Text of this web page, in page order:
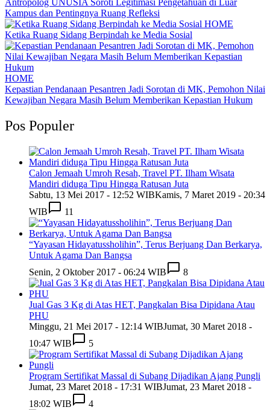
Kampus dan Pentingnya Ruang Refleksi
HOME
Ketika Ruang Sidang Berpindah ke Media Sosial
HOME
Kepastian Pendanaan Pesantren Jadi Sorotan di MK, Pemohon Nilai
Kewajiban Negara Masih Belum Memberikan Kepastian Hukum
Pos Populer
Calon Jemaah Umroh Resah, Travel PT. Ilham Wisata
Mandiri diduga Tipu Hingga Ratusan Juta
Sabtu, 13 Mei 2017 - 12:52 WIBKamis, 7 Maret 2019 - 20:34
WIB
11
“Yayasan Hidayatussholihin”, Terus Berjuang Dan Berkarya,
Untuk Agama Dan Bangsa
Senin, 2 Oktober 2017 - 06:24 WIB
8
Jual Gas 3 Kg di Atas HET, Pangkalan Bisa Dipidana Atau
PHU
Minggu, 21 Mei 2017 - 12:14 WIBJumat, 30 Maret 2018 -
10:47 WIB
5
Program Sertifikat Massal di Subang Dijadikan Ajang Pungli
Jumat, 23 Maret 2018 - 17:31 WIBJumat, 23 Maret 2018 -
18:02 WIB
4